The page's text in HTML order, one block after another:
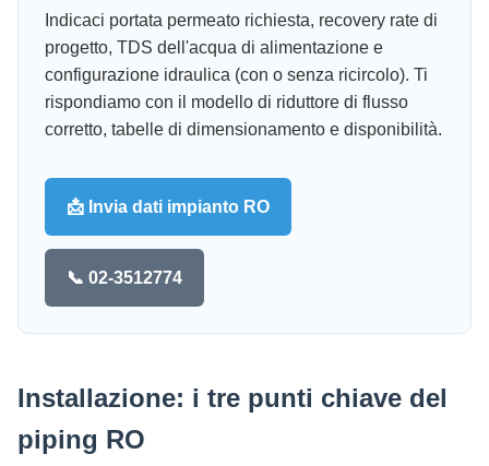
Indicaci portata permeato richiesta, recovery rate di
progetto, TDS dell'acqua di alimentazione e
configurazione idraulica (con o senza ricircolo). Ti
rispondiamo con il modello di riduttore di flusso
corretto, tabelle di dimensionamento e disponibilità.
📩 Invia dati impianto RO
📞 02-3512774
Installazione: i tre punti chiave del
piping RO